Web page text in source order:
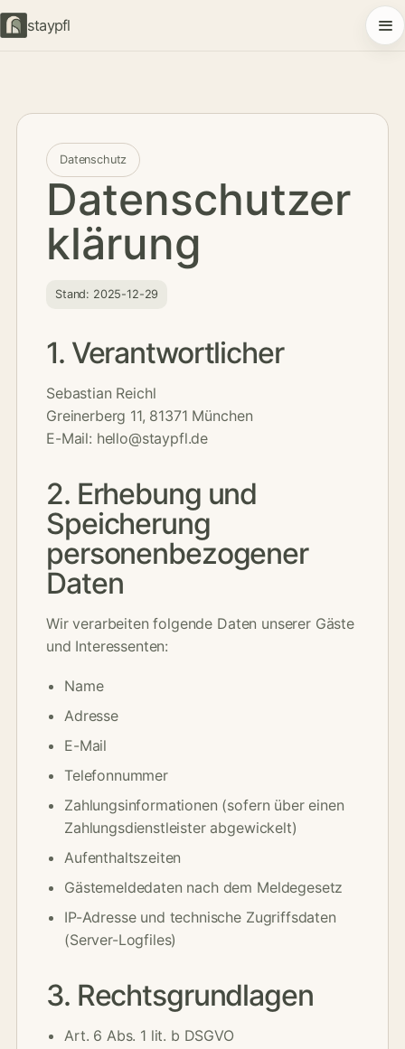
staypfl
Datenschutz
Datenschutzer
klärung
Stand: 2025-12-29
1. Verantwortlicher
Sebastian Reichl
Greinerberg 11, 81371 München
E-Mail: hello@staypfl.de
2. Erhebung und
Speicherung
personenbezogener
Daten
Wir verarbeiten folgende Daten unserer Gäste
und Interessenten:
Name
Adresse
E-Mail
Telefonnummer
Zahlungsinformationen (sofern über einen
Zahlungsdienstleister abgewickelt)
Aufenthaltszeiten
Gästemeldedaten nach dem Meldegesetz
IP-Adresse und technische Zugriffsdaten
(Server-Logfiles)
3. Rechtsgrundlagen
Art. 6 Abs. 1 lit. b DSGVO